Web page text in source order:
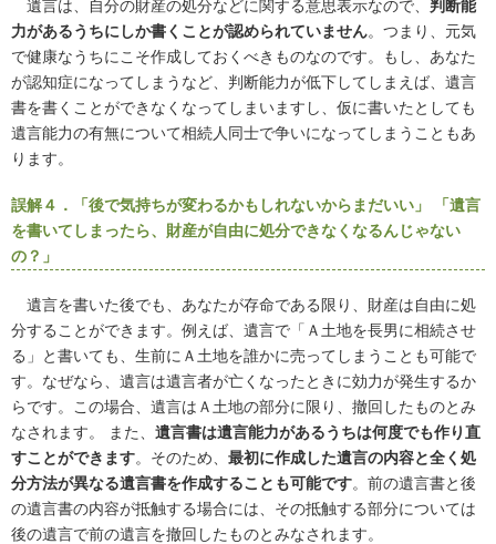
遺言は、自分の財産の処分などに関する意思表示なので、 判断能
力があるうちにしか書くことが認められていません。つまり、元気
で健康なうちにこそ作成しておくべきものなのです。もし、あなた
が認知症になってしまうなど、判断能力が低下してしまえば、遺言
書を書くことができなくなってしまいますし、仮に書いたとしても
遺言能力の有無について相続人同士で争いになってしまうこともあ
ります。
誤解４．「後で気持ちが変わるかもしれないからまだいい」 「遺言
を書いてしまったら、財産が自由に処分できなくなるんじゃない
の？」
遺言を書いた後でも、あなたが存命である限り、財産は自由に処
分することができます。例えば、遺言で「Ａ土地を長男に相続させ
る」と書いても、生前にＡ土地を誰かに売ってしまうことも可能で
す。なぜなら、遺言は遺言者が亡くなったときに効力が発生するか
らです。この場合、遺言はＡ土地の部分に限り、撤回したものとみ
なされます。 また、 遺言書は遺言能力があるうちは何度でも作り直
すことができます。そのため、 最初に作成した遺言の内容と全く処
分方法が異なる遺言書を作成することも可能です。前の遺言書と後
の遺言書の内容が抵触する場合には、その抵触する部分については
後の遺言で前の遺言を撤回したものとみなされます。